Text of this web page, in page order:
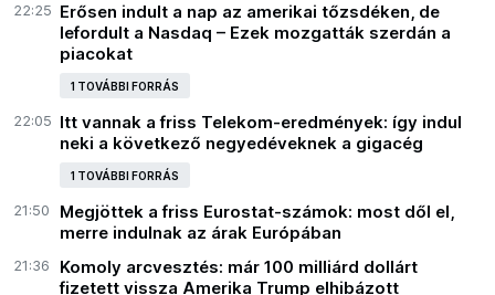
22:25 Erősen indult a nap az amerikai tőzsdéken, de
lefordult a Nasdaq – Ezek mozgatták szerdán a
piacokat
1 TOVÁBBI FORRÁS
22:05 Itt vannak a friss Telekom-eredmények: így indul
neki a következő negyedéveknek a gigacég
1 TOVÁBBI FORRÁS
21:50
Megjöttek a friss Eurostat-számok: most dől el,
merre indulnak az árak Európában
21:36
Komoly arcvesztés: már 100 milliárd dollárt
fizetett vissza Amerika Trump elhibázott